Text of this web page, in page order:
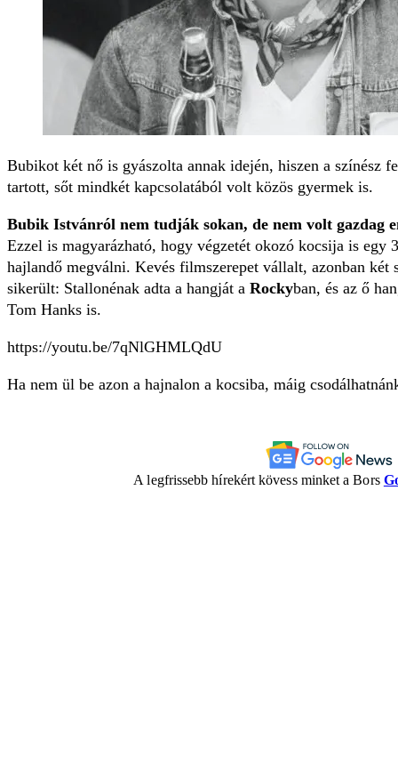
Bubikot két nő is gyászolta annak idején, hiszen a színész
tartott, sőt mindkét kapcsolatából volt közös gyermek is.
Bubik Istvánról nem tudják sokan, de nem volt gazdag
Ezzel is magyarázható, hogy végzetét okozó kocsija is
hajlandő megválni. Kevés filmszerepet vállalt, azonban két
sikerült: Stallonénak adta a hangját a Rockyban, és az ő
Tom Hanks is.
https://youtu.be/7qNlGHMLQdU
Ha nem ül be azon a hajnalon a kocsiba, máig
A legfrissebb hírekért kövess minket a Bors